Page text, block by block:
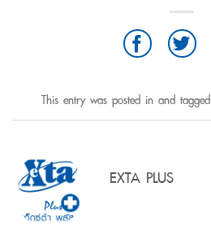
This entry was posted in and tagged
EXTA PLUS